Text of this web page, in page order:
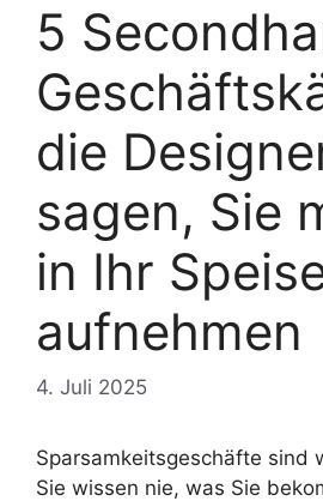
5
die
sagen, Sie
in Ihr
aufnehmen
4. Juli 2025
Sparsamkeitsgeschäfte sind
Sie wissen nie, was Sie